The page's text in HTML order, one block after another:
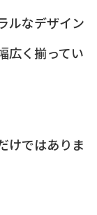
ルなデザイン
広く揃ってい
けではありま